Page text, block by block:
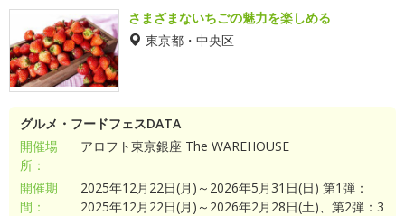
さまざまないちごの魅力を楽しめる
東京都・中央区
グルメ・フードフェスDATA
開催場
所：
アロフト東京銀座 The WAREHOUSE
開催期
間：
2025年12月22日(月)～2026年5月31日(日) 第1弾：
2025年12月22日(月)～2026年2月28日(土)、第2弾：3